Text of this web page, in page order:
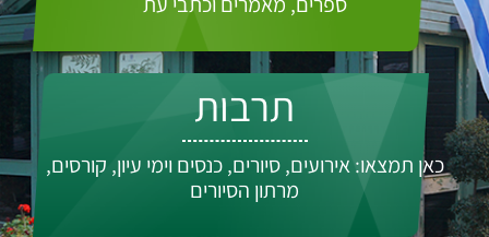
תרבות
כאן תמצאו: אירועים, סיורים, כנסים וימי עיון, קורסים,
מרתון הסיורים